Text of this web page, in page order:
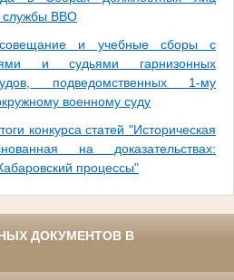
службы ВВО
и учебные сборы с
и судьями гарнизонных
подведомственных 1-му
военному суду
конкурса статей "Историческая
на доказательствах:
процессы"
ДОКУМЕНТОВ В